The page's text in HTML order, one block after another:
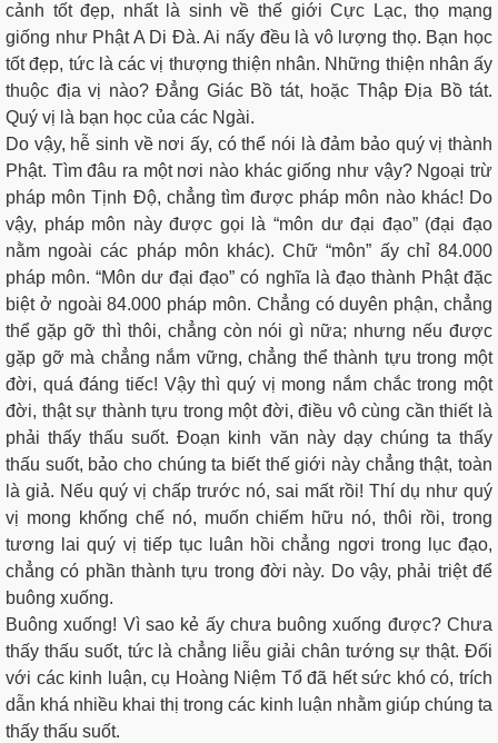
cảnh tốt đẹp, nhất là sinh về thế giới Cực Lạc, thọ mạng
giống như Phật A Di Đà. Ai nấy đều là vô lượng thọ. Bạn học
tốt đẹp, tức là các vị thượng thiện nhân. Những thiện nhân ấy
thuộc địa vị nào? Đẳng Giác Bồ tát, hoặc Thập Địa Bồ tát.
Quý vị là bạn học của các Ngài.
Do vậy, hễ sinh về nơi ấy, có thể nói là đảm bảo quý vị thành
Phật. Tìm đâu ra một nơi nào khác giống như vậy? Ngoại trừ
pháp môn Tịnh Độ, chẳng tìm được pháp môn nào khác! Do
vậy, pháp môn này được gọi là “môn dư đại đạo” (đại đạo
nằm ngoài các pháp môn khác). Chữ “môn” ấy chỉ 84.000
pháp môn. “Môn dư đại đạo” có nghĩa là đạo thành Phật đặc
biệt ở ngoài 84.000 pháp môn. Chẳng có duyên phận, chẳng
thể gặp gỡ thì thôi, chẳng còn nói gì nữa; nhưng nếu được
gặp gỡ mà chẳng nắm vững, chẳng thể thành tựu trong một
đời, quá đáng tiếc! Vậy thì quý vị mong nắm chắc trong một
đời, thật sự thành tựu trong một đời, điều vô cùng cần thiết là
phải thấy thấu suốt. Đoạn kinh văn này dạy chúng ta thấy
thấu suốt, bảo cho chúng ta biết thế giới này chẳng thật, toàn
là giả. Nếu quý vị chấp trước nó, sai mất rồi! Thí dụ như quý
vị mong khống chế nó, muốn chiếm hữu nó, thôi rồi, trong
tương lai quý vị tiếp tục luân hồi chẳng ngơi trong lục đạo,
chẳng có phần thành tựu trong đời này. Do vậy, phải triệt để
buông xuống.
Buông xuống! Vì sao kẻ ấy chưa buông xuống được? Chưa
thấy thấu suốt, tức là chẳng liễu giải chân tướng sự thật. Đối
với các kinh luận, cụ Hoàng Niệm Tổ đã hết sức khó có, trích
dẫn khá nhiều khai thị trong các kinh luận nhằm giúp chúng ta
thấy thấu suốt.